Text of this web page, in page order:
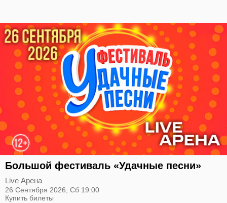
Большой фестиваль «Удачные песни»
Live Арена
26 Сентября 2026, Сб 19:00
Купить билеты